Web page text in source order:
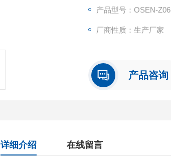
产品型号：OSEN-Z06
厂商性质：生产厂家
产品咨询
详细介绍 在线留言